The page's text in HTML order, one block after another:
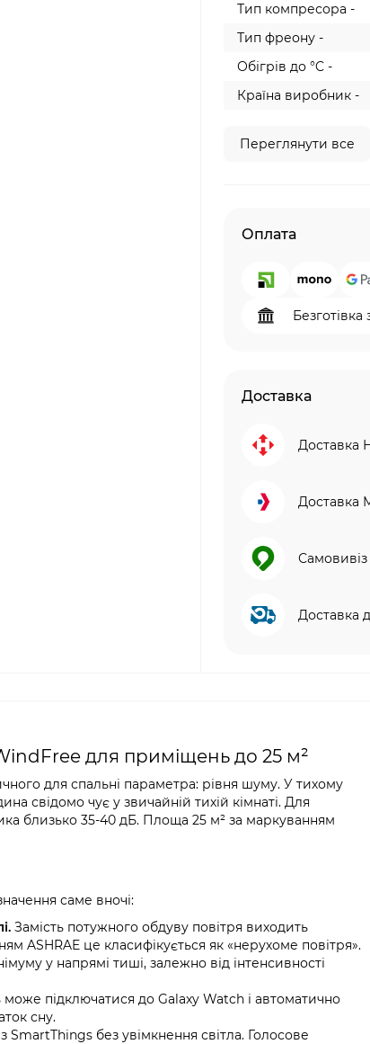
Тип компресора -
Тип фреону -
Обігрів до °C -
Країна виробник -
Переглянути все
Оплата
Доставка
Доставка
Доставка
для приміщень до 25 м²
для спальні параметра: рівня шуму. У тихому
свідомо чує у звичайній тихій кімнаті. Для
близько 35-40 дБ. Площа 25 м² за маркуванням
саме вночі:
Замість потужного обдуву повітря виходить
ASHRAE це класифікується як «нерухоме повітря».
у напрямі тиші, залежно від інтенсивності
підключатися до Galaxy Watch і автоматично
сну.
без увімкнення світла. Голосове